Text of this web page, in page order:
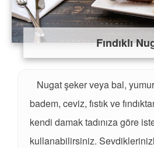
Fındıklı
Nugat şeker veya bal,
badem, ceviz, fıstık ve
kendi damak tadınıza göre
kullanabilirsiniz.